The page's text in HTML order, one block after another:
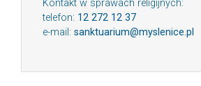
Kontakt w sprawach religijnych:
telefon: 12 272 12 37
e-mail: sanktuarium@myslenice.pl